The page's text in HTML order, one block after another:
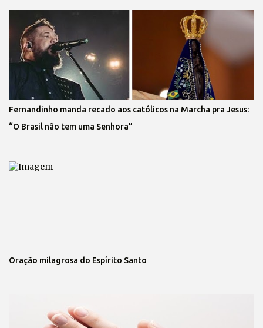
Fernandinho manda recado aos católicos na Marcha pra Jesus:
“O Brasil não tem uma Senhora”
Oração milagrosa do Espírito Santo